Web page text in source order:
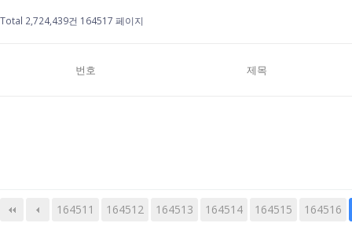
Total 2,724,439건 164517 페이지
번호 제목
164511 164512 164513 164514 164515 164516
다음 맨끝